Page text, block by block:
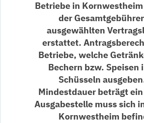
Betriebe in
der
ausgewählten
erstattet.
Betriebe, welche
Bechern bzw. Speisen
Schüsseln
Mindestdauer beträgt
Ausgabestelle muss sich
Kornwestheim